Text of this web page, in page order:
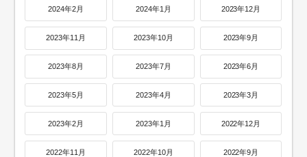
2024年2月 2024年1月 2023年12月
2023年11月 2023年10月 2023年9月
2023年8月 2023年7月 2023年6月
2023年5月 2023年4月 2023年3月
2023年2月 2023年1月 2022年12月
2022年11月 2022年10月 2022年9月